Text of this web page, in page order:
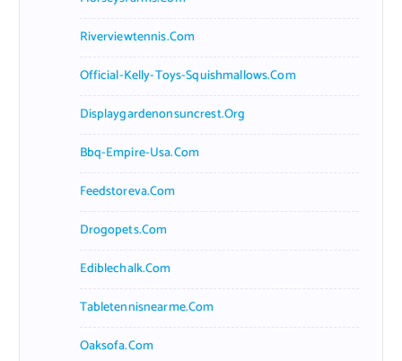
Riverviewtennis.com
Official-Kelly-Toys-Squishmallows.com
Displaygardenonsuncrest.org
Bbq-Empire-Usa.com
Feedstoreva.com
Drogopets.com
Ediblechalk.com
Tabletennisnearme.com
Oaksofa.com